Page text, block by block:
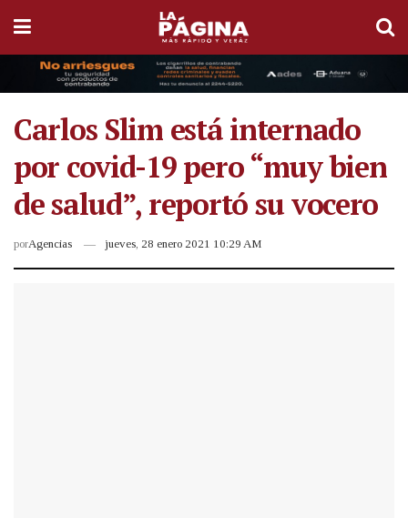
Carlos Slim está internado
por covid-19 pero “muy bien
de salud”, reportó su vocero
porAgencias jueves, 28 enero 2021 10:29 AM